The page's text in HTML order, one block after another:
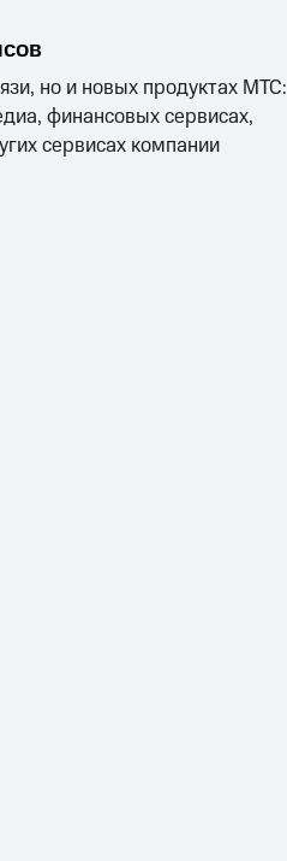
но и новых продуктах МТС:
финансовых сервисах,
сервисах компании